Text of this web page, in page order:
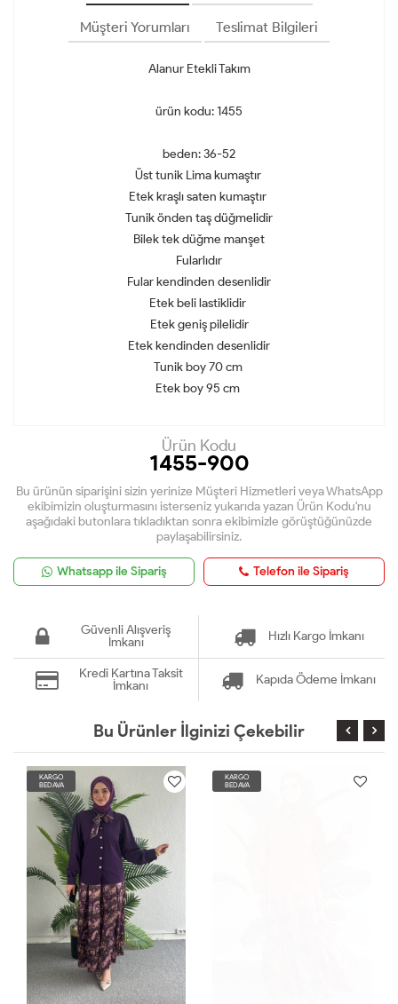
Müşteri Yorumları Teslimat Bilgileri
Alanur Etekli Takım
ürün kodu: 1455
beden: 36-52
Üst tunik Lima kumaştır
Etek kraşlı saten kumaştır
Tunik önden taş düğmelidir
Bilek tek düğme manşet
Fularlıdır
Fular kendinden desenlidir
Etek beli lastiklidir
Etek geniş pilelidir
Etek kendinden desenlidir
Tunik boy 70 cm
Etek boy 95 cm
Ürün Kodu
1455-900
Bu ürünün siparişini sizin yerinize Müşteri Hizmetleri veya WhatsApp
ekibimizin oluşturmasını isterseniz yukarıda yazan Ürün Kodu'nu
aşağıdaki butonlara tıkladıktan sonra ekibimizle görüştüğünüzde
paylaşabilirsiniz.
Whatsapp ile Sipariş Telefon ile Sipariş
Güvenli Alışveriş
İmkanı
Hızlı Kargo İmkanı
Kredi Kartına Taksit
İmkanı
Kapıda Ödeme İmkanı
Bu Ürünler İlginizi Çekebilir
KARGO
BEDAVA
KARGO
BEDAVA